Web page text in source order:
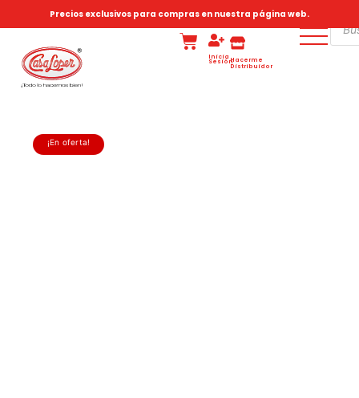
Precios exclusivos para compras en nuestra página web.
Inicia
SesiónHacerme
Distribuidor
¡En oferta!